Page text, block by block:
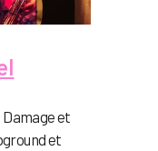
Damage et
et